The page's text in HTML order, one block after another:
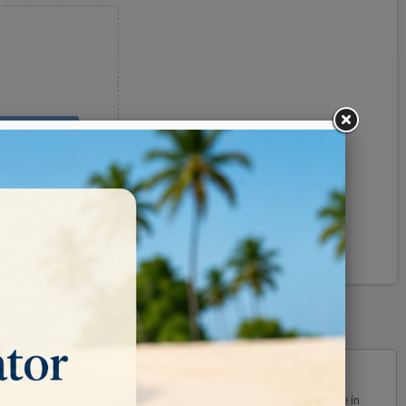
ed una maggiore resa. La grana 120 gritt è adatta per forature in